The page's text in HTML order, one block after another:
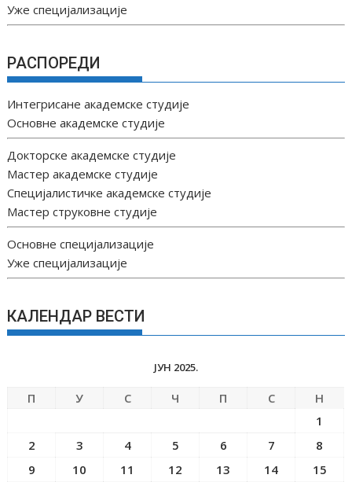
Уже специјализације
РАСПОРЕДИ
Интегрисане академске студије
Основне академске студије
Докторске академске студије
Мастер академске студије
Специјалистичке академске студије
Мастер струковне студије
Основне специјализације
Уже специјализације
КАЛЕНДАР ВЕСТИ
ЈУН 2025.
П У С Ч П С Н
1
2
3 4 5 6 7
8
9
10 11 12 13 14
15